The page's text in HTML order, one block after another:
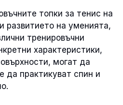
топки за тенис на
развитието на уменията,
тренировъчни
характеристики,
могат да
да практикуват спин и